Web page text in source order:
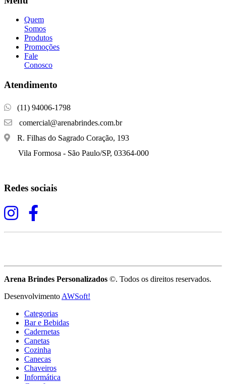
Quem
Somos
Produtos
Promoções
Fale
Conosco
Atendimento
(11) 94006-1798
comercial@arenabrindes.com.br
R. Filhas do Sagrado Coração, 193
Vila Formosa - São Paulo/SP, 03364-000
Redes sociais
Arena Brindes Personalizados ©. Todos os direitos reservados.
Desenvolvimento AWSoft!
Categorias
Bar e Bebidas
Cadernetas
Canetas
Cozinha
Canecas
Chaveiros
Informática